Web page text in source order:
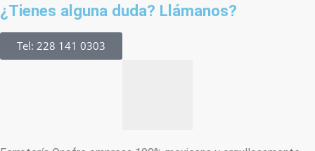
¿Tienes alguna duda? Llámanos?
Tel: 228 141 0303